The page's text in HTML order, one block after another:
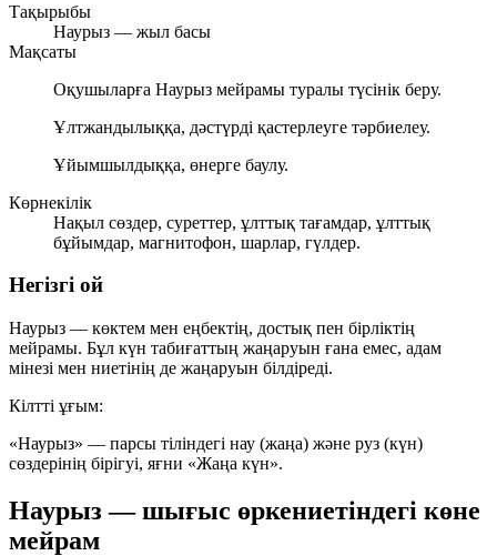
Тақырыбы
Наурыз — жыл басы
Мақсаты
Оқушыларға Наурыз мейрамы туралы түсінік беру.
Ұлтжандылыққа, дәстүрді қастерлеуге тәрбиелеу.
Ұйымшылдыққа, өнерге баулу.
Көрнекілік
Нақыл сөздер, суреттер, ұлттық тағамдар, ұлттық
бұйымдар, магнитофон, шарлар, гүлдер.
Негізгі ой
Наурыз — көктем мен еңбектің, достық пен бірліктің
мейрамы. Бұл күн табиғаттың жаңаруын ғана емес, адам
мінезі мен ниетінің де жаңаруын білдіреді.
Кілтті ұғым:
«Наурыз» — парсы тіліндегі нау (жаңа) және руз (күн)
сөздерінің бірігуі, яғни «Жаңа күн».
Наурыз — шығыс өркениетіндегі көне
мейрам